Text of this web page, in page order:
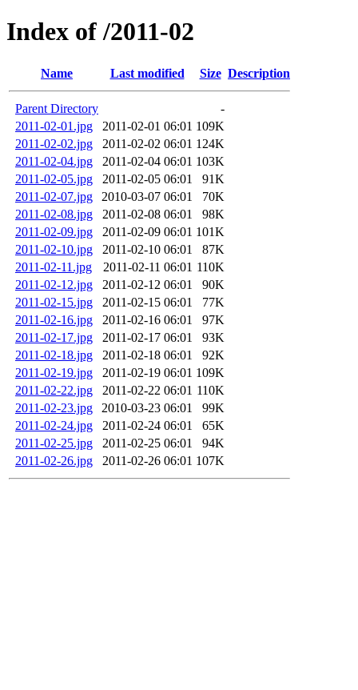
Index of /2011-02
Name Last modified Size Description
Parent Directory
-
2011-02-01.jpg
2011-02-01 06:01 109K
2011-02-02.jpg
2011-02-02 06:01 124K
2011-02-04.jpg
2011-02-04 06:01 103K
2011-02-05.jpg
2011-02-05 06:01
91K
2011-02-07.jpg
2010-03-07 06:01
70K
2011-02-08.jpg
2011-02-08 06:01
98K
2011-02-09.jpg
2011-02-09 06:01 101K
2011-02-10.jpg
2011-02-10 06:01
87K
2011-02-11.jpg
2011-02-11 06:01 110K
2011-02-12.jpg
2011-02-12 06:01
90K
2011-02-15.jpg
2011-02-15 06:01
77K
2011-02-16.jpg
2011-02-16 06:01
97K
2011-02-17.jpg
2011-02-17 06:01
93K
2011-02-18.jpg
2011-02-18 06:01
92K
2011-02-19.jpg
2011-02-19 06:01 109K
2011-02-22.jpg
2011-02-22 06:01 110K
2011-02-23.jpg
2010-03-23 06:01
99K
2011-02-24.jpg
2011-02-24 06:01
65K
2011-02-25.jpg
2011-02-25 06:01
94K
2011-02-26.jpg
2011-02-26 06:01 107K